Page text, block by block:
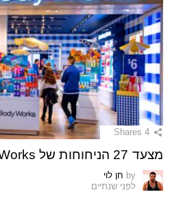
4
Shares
מצעד 27 הניחוחות של Bath & Body Works
by חן לוי
לפני שנתיים